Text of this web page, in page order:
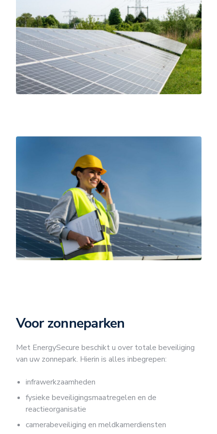
Voor zonneparken
Met EnergySecure beschikt u over totale beveiliging
van uw zonnepark. Hierin is alles inbegrepen:
infrawerkzaamheden
fysieke beveiligingsmaatregelen en de
reactieorganisatie
camerabeveiliging en meldkamerdiensten